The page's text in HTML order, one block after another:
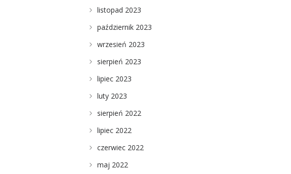
listopad 2023
październik 2023
wrzesień 2023
sierpień 2023
lipiec 2023
luty 2023
sierpień 2022
lipiec 2022
czerwiec 2022
maj 2022